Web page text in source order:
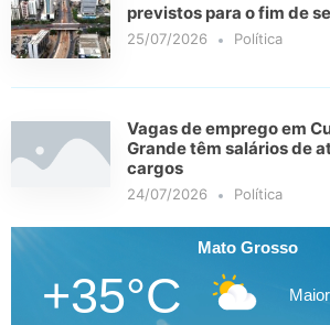
previstos para o fim de
25/07/2026 Política
Vagas de emprego em
Grande têm salários de
cargos
24/07/2026 Política
Mato Grosso
+35°C